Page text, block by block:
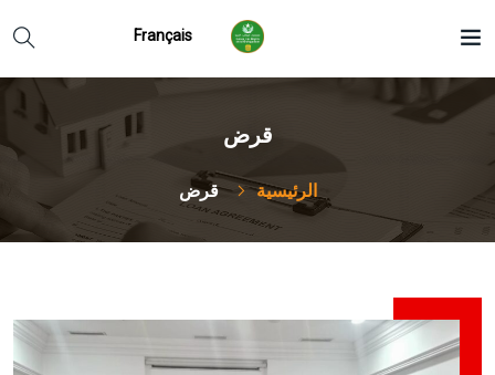
Français
قرض
الرئيسية قرض